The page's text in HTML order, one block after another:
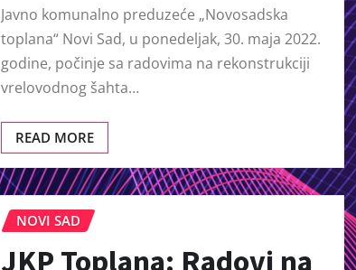
Javno komunalno preduzeće „Novosadska
toplana“ Novi Sad, u ponedeljak, 30. maja 2022.
godine, počinje sa radovima na rekonstrukciji
vrelovodnog šahta…
READ MORE
NOVI SAD
JKP Toplana: Radovi na